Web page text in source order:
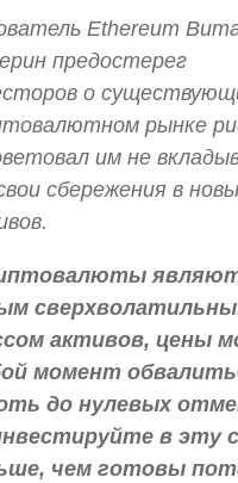
Ethereum
предостерег
о
рынке
им не
сбережения в
активов, цены
момент
до нулевых
в эту
чем готовы